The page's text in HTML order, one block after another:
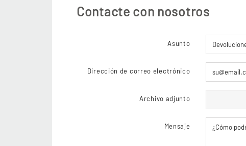
Contacte con nosotros
Asunto
Dirección de correo electrónico
Archivo adjunto
Mensaje